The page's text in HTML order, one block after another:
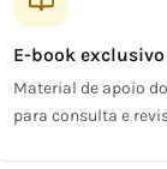
E-book exclusivo
Material de apoio
para consulta e